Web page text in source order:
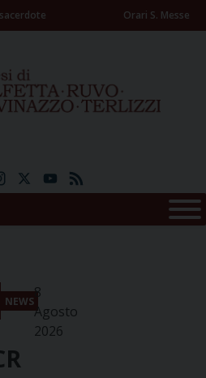
Orari S. Messe
InstagramYouTube
NEWS
8
Agosto
2026